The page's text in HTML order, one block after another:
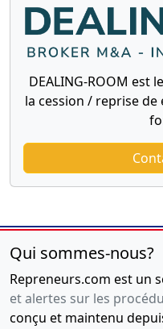
DEALING-ROOM est
la cession / reprise
Qui sommes-nous?
Repreneurs.com est un
et alertes sur les
conçu et maintenu